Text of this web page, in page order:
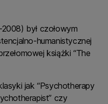
był czołowym
humanistycznej
książki “The
jak “Psychotherapy
czy